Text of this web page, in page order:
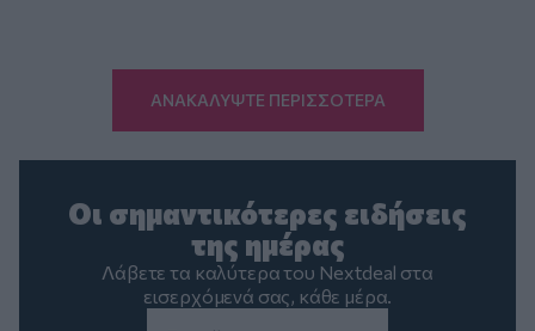
ΑΝΑΚΑΛΥΨΤΕ ΠΕΡΙΣΣΟΤΕΡΑ
Οι σημαντικότερες ειδήσεις
της ημέρας
Λάβετε τα καλύτερα του Nextdeal στα
εισερχόμενά σας, κάθε μέρα.